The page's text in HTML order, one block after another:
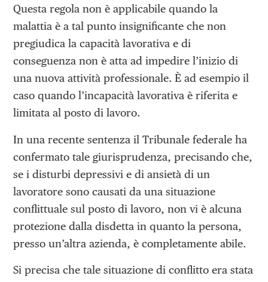
Questa regola non è applicabile quando la
malattia è a tal punto insignificante che non
pregiudica la capacità lavorativa e di
conseguenza non è atta ad impedire l’inizio di
una nuova attività professionale. È ad esempio il
caso quando l’incapacità lavorativa è riferita e
limitata al posto di lavoro.
In una recente sentenza il Tribunale federale ha
confermato tale giurisprudenza, precisando che,
se i disturbi depressivi e di ansietà di un
lavoratore sono causati da una situazione
conflittuale sul posto di lavoro, non vi è alcuna
protezione dalla disdetta in quanto la persona,
presso un’altra azienda, è completamente abile.
Si precisa che tale situazione di conflitto era stata